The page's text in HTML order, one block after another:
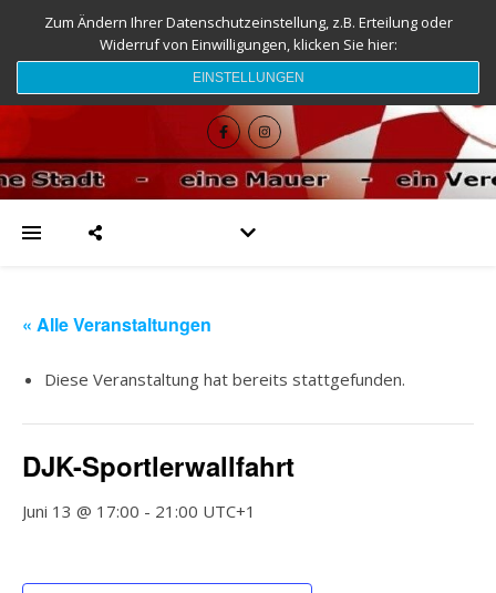
djk-fc-sesslach.de
« Alle Veranstaltungen
Diese Veranstaltung hat bereits stattgefunden.
DJK-Sportlerwallfahrt
Juni 13 @ 17:00 - 21:00 UTC+1
Zum Ändern Ihrer Datenschutzeinstellung, z.B. Erteilung oder
Widerruf von Einwilligungen, klicken Sie hier:
EINSTELLUNGEN